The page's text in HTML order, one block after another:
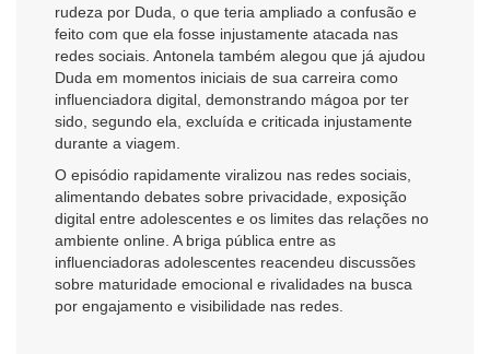
rudeza por Duda, o que teria ampliado a confusão e
feito com que ela fosse injustamente atacada nas
redes sociais. Antonela também alegou que já ajudou
Duda em momentos iniciais de sua carreira como
influenciadora digital, demonstrando mágoa por ter
sido, segundo ela, excluída e criticada injustamente
durante a viagem.
O episódio rapidamente viralizou nas redes sociais,
alimentando debates sobre privacidade, exposição
digital entre adolescentes e os limites das relações no
ambiente online. A briga pública entre as
influenciadoras adolescentes reacendeu discussões
sobre maturidade emocional e rivalidades na busca
por engajamento e visibilidade nas redes.